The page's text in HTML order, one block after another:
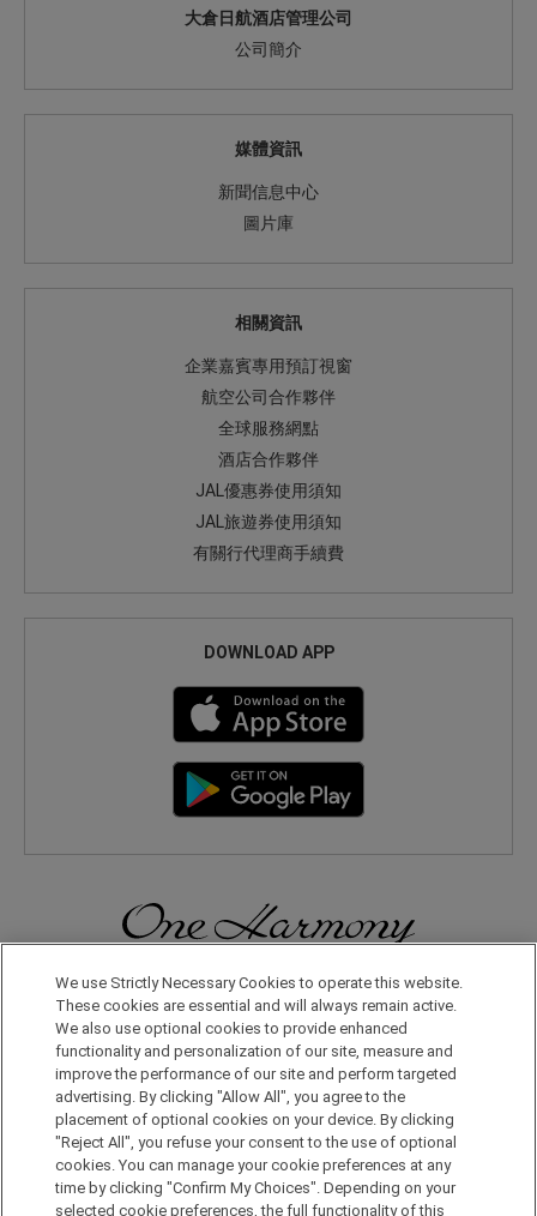
大倉日航酒店管理公司
公司簡介
媒體資訊
新聞信息中心
圖片庫
相關資訊
企業嘉賓專用預訂視窗
航空公司合作夥伴
全球服務網點
酒店合作夥伴
JAL優惠券使用須知
JAL旅遊券使用須知
有關行代理商手續費
DOWNLOAD APP
無論在日本國內還是在世界其他地方，您都會體驗到更多旅行的樂
趣。只要申請成為One Harmony會員，即可享受各種專屬優惠。
申請加入會員，請點擊此處
We use Strictly Necessary Cookies to operate this website.
These cookies are essential and will always remain active.
We also use optional cookies to provide enhanced
functionality and personalization of our site, measure and
improve the performance of our site and perform targeted
advertising. By clicking "Allow All", you agree to the
placement of optional cookies on your device. By clicking
"Reject All", you refuse your consent to the use of optional
cookies. You can manage your cookie preferences at any
time by clicking "Confirm My Choices". Depending on your
selected cookie preferences, the full functionality of this